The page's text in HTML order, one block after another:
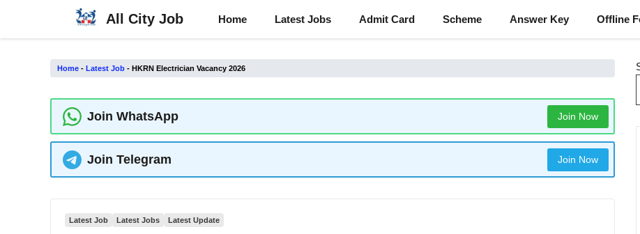
content
All City Job Home Latest Jobs Admit Card Scheme Answer Key Offline
Home - Latest Job - HKRN Electrician Vacancy 2026
Join WhatsApp Join Now
Join Telegram Join Now
Latest Job Latest Jobs Latest Update